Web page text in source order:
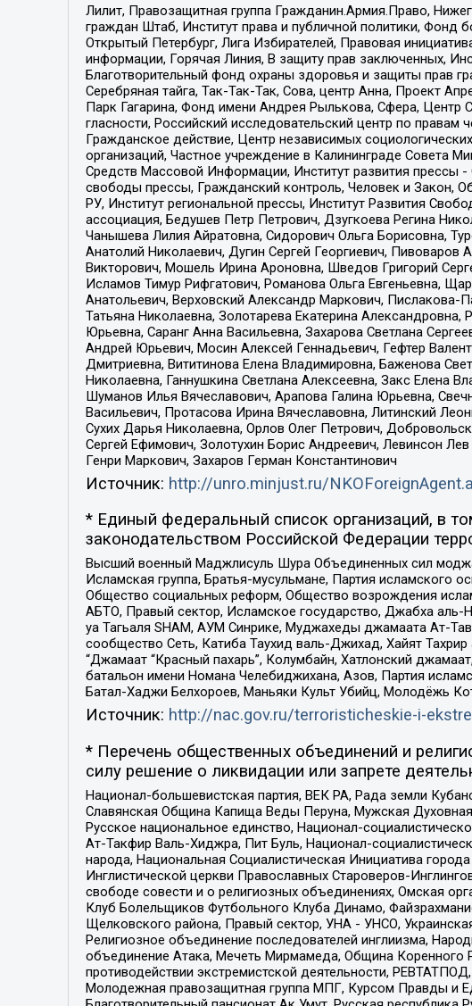
Лилит, Правозащитная группа Гражданин.Армия.Право,
граждан Штаб, Институт права и публичной политики,
Открытый Петербург, Лига Избирателей, Правовая
информации, Горячая Линия, В защиту прав заключенных,
Благотворительный фонд охраны здоровья и защиты прав
Серебряная тайга, Так-Так-Так, Сова, центр Анна, Проект
Парк Гагарина, Фонд имени Андрея Рылькова, Сфера, Центр
гласности, Российский исследовательский центр по правам
Гражданское действие, Центр независимых
организаций, Частное учреждение в Калининграде Совета
Средств Массовой Информации, Институт развития прессы
свободы прессы, Гражданский контроль, Человек и Закон,
РУ, Институт региональной прессы, Институт Развития
ассоциация, Бедушев Петр Петрович, Дзугкоева Регина
Чанышева Лилия Айратовна, Сидорович Ольга Борисовна,
Анатолий Николаевич, Дугин Сергей Георгиевич,
Викторович, Мошель Ирина Ароновна, Шведов Григорий
Исламов Тимур Рифгатович, Романова Ольга Евгеньевна,
Анатольевич, Верховский Александр Маркович, Пислакова-
Татьяна Николаевна, Золотарева Екатерина
Юрьевна, Саранг Анна Васильевна, Захарова Светлана
Андрей Юрьевич, Мосин Алексей Геннадьевич, Гефтер
Дмитриевна, Вититинова Елена Владимировна, Баженова
Николаевна, Ганнушкина Светлана Алексеевна, Закс Елена
Шуманов Илья Вячеславович, Арапова Галина Юрьевна,
Васильевич, Протасова Ирина Вячеславовна, Литинский
Сухих Дарья Николаевна, Орлов Олег Петрович,
Сергей Ефимович, Золотухин Борис Андреевич, Левинсон
Генри Маркович, Захаров Герман Константинович
Источник: http://unro.minjust.ru/
* Единый федеральный список организаций, в
законодательством Российской Федерации
Высший военный Маджлисуль Шура Объединенных сил
Исламская группа, Братья-мусульмане, Партия исламского
Общество социальных реформ, Общество возрождения
АБТО, Правый сектор, Исламское государство, Джабха
уа Тагьаля SHAM, АУМ Синрике, Муджахеды джамаата Ат-
сообщество Сеть, Катиба Таухид валь-Джихад, Хайят
“Джамаат “Красный пахарь”, Колумбайн, Хатлонский
батальон имени Номана Челебиджихана, Азов, Партия
Батал-Хаджи Белхороев, Маньяки Культ Убийц, Молодёжь
Источник: http://nac.gov.ru/terroristicheskie-i-
* Перечень общественных объединений и
силу решение о ликвидации или запрете
Национал-большевистская партия, ВЕК РА, Рада земли
Славянская Община Капища Веды Перуна, Мужская
Русское национальное единство, Национал-
Ат-Такфир Валь-Хиджра, Пит Буль, Национал-
народа, Национальная Социалистическая Инициатива
Инглистической церкви Православных Староверов-
свободе совести и о религиозных объединениях, Омская
Клуб Болельщиков Футбольного Клуба Динамо,
Щелковского района, Правый сектор, УНА - УНСО,
Религиозное объединение последователей инглиизма,
объединение Атака, Мечеть Мирмамеда, Община Коренного
противодействии экстремистской деятельности,
Молодежная правозащитная группа МПГ, Курсом Правды и